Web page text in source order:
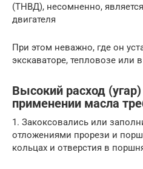
(ТНВД), несомненно,
двигателя
При этом неважно, где он
экскаваторе, тепловозе или
Высокий расход
применении масла
1. Закоксовались или
отложениями прорези и
кольцах и отверстия в